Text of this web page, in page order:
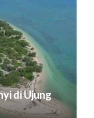
di Ujung